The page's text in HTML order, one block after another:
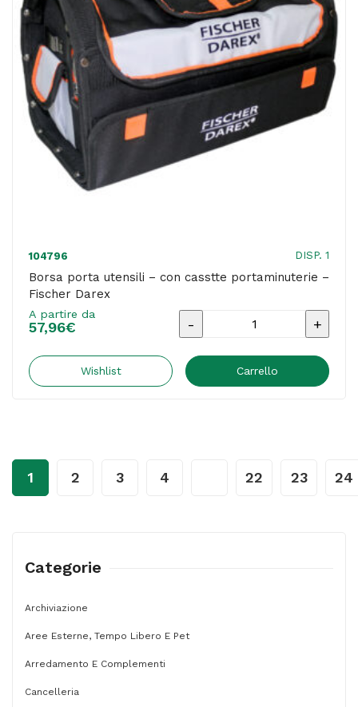
104796 DISP. 1
Borsa porta utensili – con casstte portaminuterie –
Fischer Darex
A partire da
57,96€
Borsa
utensili
Wishlist Carrello
1 2 3 4 22 23 24
Categorie
Archiviazione
Aree Esterne, Tempo Libero E Pet
Arredamento E Complementi
Cancelleria